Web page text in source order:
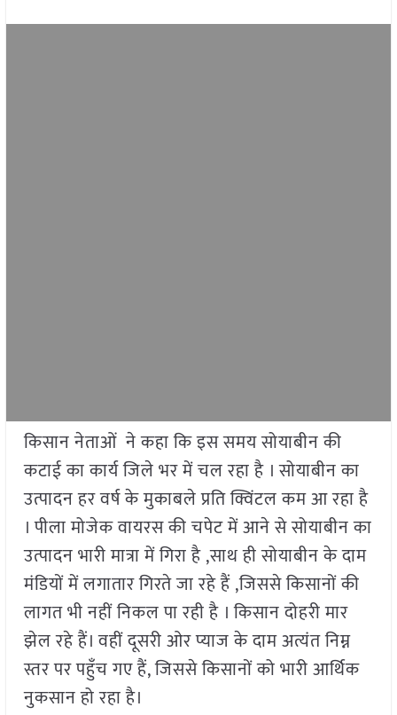
किसान नेताओं ने कहा कि इस समय सोयाबीन की
कटाई का कार्य जिले भर में चल रहा है । सोयाबीन का
उत्पादन हर वर्ष के मुकाबले प्रति क्विंटल कम आ रहा है
। पीला मोजेक वायरस की चपेट में आने से सोयाबीन का
उत्पादन भारी मात्रा में गिरा है ,साथ ही सोयाबीन के दाम
मंडियों में लगातार गिरते जा रहे हैं ,जिससे किसानों की
लागत भी नहीं निकल पा रही है । किसान दोहरी मार
झेल रहे हैं। वहीं दूसरी ओर प्याज के दाम अत्यंत निम्न
स्तर पर पहुँच गए हैं, जिससे किसानों को भारी आर्थिक
नुकसान हो रहा है।